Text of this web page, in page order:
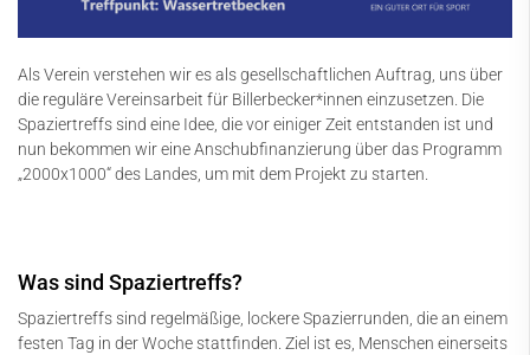
Als Verein verstehen wir es als gesellschaftlichen Auftrag, uns über
die reguläre Vereinsarbeit für Billerbecker*innen einzusetzen. Die
Spaziertreffs sind eine Idee, die vor einiger Zeit entstanden ist und
nun bekommen wir eine Anschubfinanzierung über das Programm
„2000x1000“ des Landes, um mit dem Projekt zu starten.
Was sind Spaziertreffs?
Spaziertreffs sind regelmäßige, lockere Spazierrunden, die an einem
festen Tag in der Woche stattfinden. Ziel ist es, Menschen einerseits